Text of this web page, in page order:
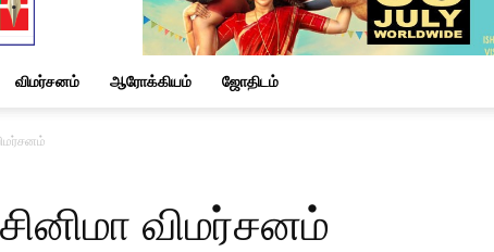
விமர்சனம் ஆரோக்கியம் ஜோதிடம்
விமர்சனம்